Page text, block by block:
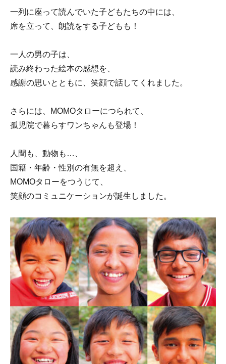
一列に座って読んでいた子どもたちの中には、
席を立って、朗読をする子どもも！
一人の男の子は、
読み終わった絵本の感想を、
感謝の思いとともに、笑顔で話してくれました。
さらには、MOMOタローにつられて、
孤児院で暮らすワンちゃんも登場！
人間も、動物も…、
国籍・年齢・性別の有無を超え、
MOMOタローをつうじて、
笑顔のコミュニケーションが誕生しました。